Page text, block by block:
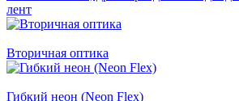
лент
Вторичная оптика
Гибкий неон (Neon Flex)